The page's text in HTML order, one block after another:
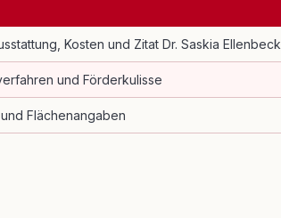
Kosten und Zitat Dr. Saskia Ellenbeck
und Förderkulisse
Flächenangaben